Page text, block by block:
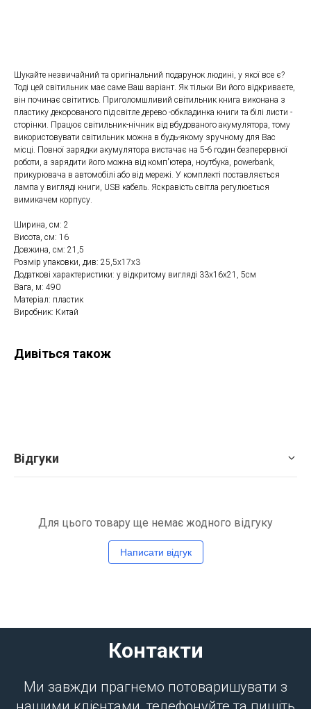
Шукайте незвичайний та оригінальний подарунок людині, у якої все є?
Тоді цей світильник має саме Ваш варіант. Як тільки Ви його відкриваєте,
він починає світитись. Приголомшливий світильник книга виконана з
пластику декорованого під світле дерево -обкладинка книги та білі листи -
сторінки. Працює світильник-нічник від вбудованого акумулятора, тому
використовувати світильник можна в будь-якому зручному для Вас
місці. Повної зарядки акумулятора вистачає на 5-6 годин безперервної
роботи, а зарядити його можна від комп'ютера, ноутбука, powerbank,
прикурювача в автомобілі або від мережі. У комплекті поставляється
лампа у вигляді книги, USB кабель. Яскравість світла регулюється
вимикачем корпусу.
Ширина, см: 2
Висота, см: 16
Довжина, см: 21,5
Розмір упаковки, див: 25,5х17х3
Додаткові характеристики: у відкритому вигляді 33х16х21, 5см
Вага, м: 490
Матеріал: пластик
Виробник: Китай
Дивіться також
Відгуки
Для цього товару ще немає жодного відгуку
Написати відгук
Контакти
Ми завжди прагнемо потоваришувати з